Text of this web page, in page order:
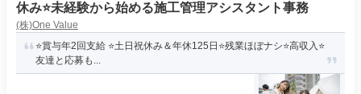
休み⭐️未経験から始める施工管理アシスタント事務
(株)One Value
⭐️賞与年2回支給 ⭐️土日祝休み＆年休125日⭐️残業ほぼナシ⭐️高収入⭐️
友達と応募も...